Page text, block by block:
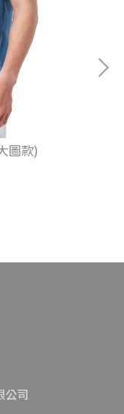
圖款)
公司